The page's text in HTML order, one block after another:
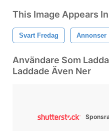
This Image Appears
Svart Fredag Annonser
Användare Som
Laddade Även Ner